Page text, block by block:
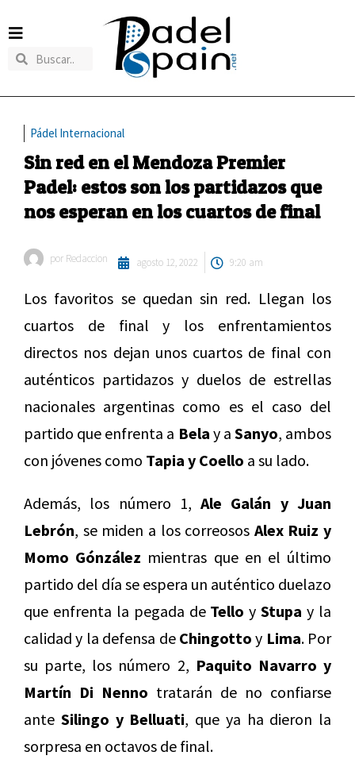
Pádel Internacional
Sin red en el Mendoza Premier
Padel: estos son los partidazos que
nos esperan en los cuartos de final
por Redaccion agosto 12, 2022 9:20 am
Los favoritos se quedan sin red. Llegan los
cuartos de final y los enfrentamientos
directos nos dejan unos cuartos de final con
auténticos partidazos y duelos de estrellas
nacionales argentinas como es el caso del
partido que enfrenta a Bela y a Sanyo, ambos
con jóvenes como Tapia y Coello a su lado.
Además, los número 1,Ale Galán y Juan
Lebrón, se miden a los correosos Alex Ruiz y
Momo Gónzález mientras que en el último
partido del día se espera un auténtico duelazo
que enfrenta la pegada de Tello yStupa y la
calidad y la defensa de Chingotto y Lima. Por
su parte, los número 2, Paquito Navarro y
Martín Di Nenno tratarán de no confiarse
ante Silingo y Belluati, que ya ha dieron la
sorpresa en octavos de final.